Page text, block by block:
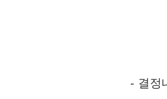
- 결정